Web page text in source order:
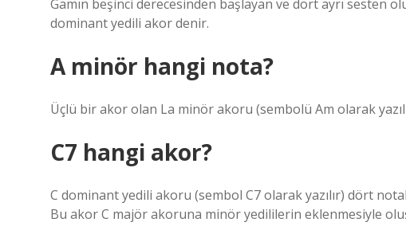
Gamın beşinci derecesinden başlayan ve dört ayrı
dominant yedili akor denir.
A minör hangi nota?
Üçlü bir akor olan La minör akoru (sembolü Am olarak
C7 hangi akor?
C dominant yedili akoru (sembol C7 olarak yazılır) dört
Bu akor C majör akoruna minör yedililerin eklenmesiyle